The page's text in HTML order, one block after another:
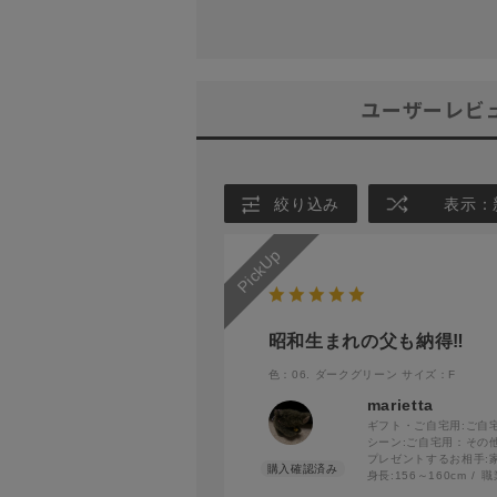
ユーザーレビ
絞り込み 表示：
昭和生まれの父も納得‼️
色：06. ダークグリーン サイズ：F
marietta
ギフト・ご自宅用: ご自
シーン: ご自宅用：その
プレゼントするお相手:
身長: 156～160cm